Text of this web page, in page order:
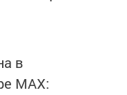
в
MАХ: